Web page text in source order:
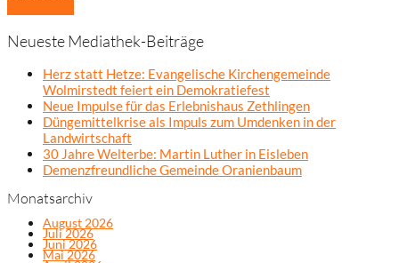
Neueste Mediathek-Beiträge
Herz statt Hetze: Evangelische Kirchengemeinde
Wolmirstedt feiert ein Demokratiefest
Neue Impulse für das Erlebnishaus Zethlingen
Düngemittelkrise als Impuls zum Umdenken in der
Landwirtschaft
30 Jahre Welterbe: Martin Luther in Eisleben
Demenzfreundliche Gemeinde Oranienbaum
Monatsarchiv
August 2026
Juli 2026
Juni 2026
Mai 2026